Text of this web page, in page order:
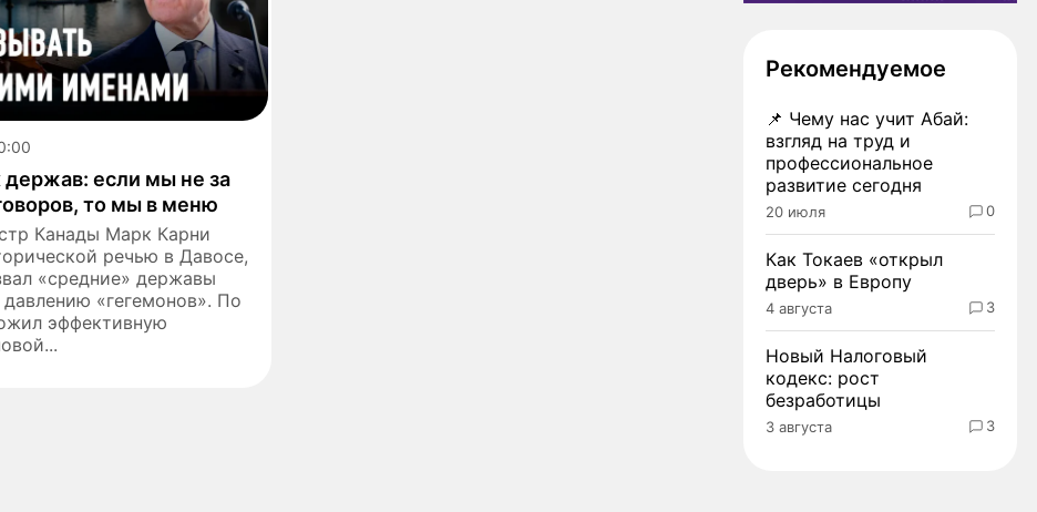
держав: если мы не за
то мы в меню
Канады Марк Карни
речью в Давосе,
«средние» державы
давлению «гегемонов». По
эффективную
Рекомендуемое
📌 Чему нас учит Абай:
взгляд на труд и
профессиональное
развитие сегодня
20 июля 0
Как Токаев «открыл
дверь» в Европу
4 августа 3
Новый Налоговый
кодекс: рост
безработицы
3 августа 3